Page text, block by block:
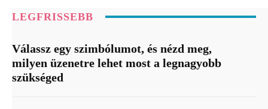
LEGFRISSEBB
Válassz egy szimbólumot, és nézd meg,
milyen üzenetre lehet most a legnagyobb
szükséged